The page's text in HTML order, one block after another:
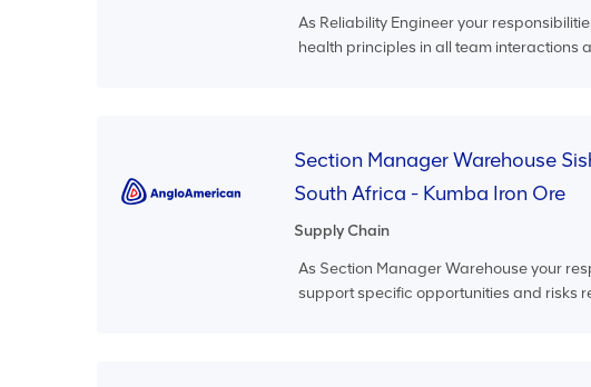
As Reliability Engineer your
health principles in all team interactions
Section Manager Warehouse
South Africa - Kumba Iron Ore
Supply Chain
As Section Manager Warehouse your
support specific opportunities and risks